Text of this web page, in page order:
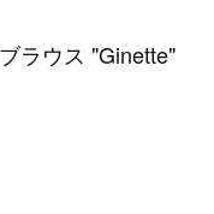
ラウス "Ginette"